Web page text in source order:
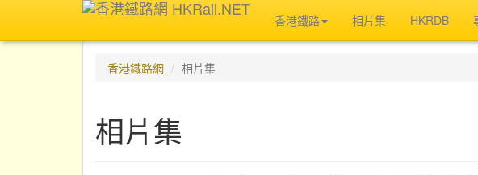
香港鐵路 相片集 HKRDB
香港鐵路網 相片集
相片集